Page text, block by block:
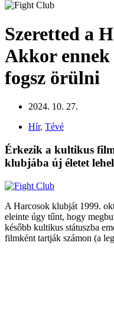
Szeretted a
Akkor
fogsz örülni
2024. 10. 27.
Hír, Tévé
Érkezik a kultikus
klubjába új életet
A Harcosok klubját 1999.
eleinte úgy tűnt, hogy
később kultikus státuszba
filmként tartják számon (a